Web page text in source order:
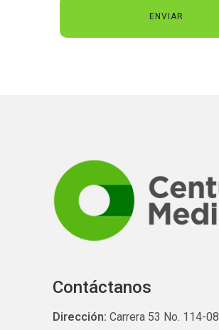
Contáctanos
Dirección: Carrera 53 No. 114-08